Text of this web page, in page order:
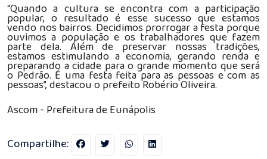
“Quando a cultura se encontra com a participação
popular, o resultado é esse sucesso que estamos
vendo nos bairros. Decidimos prorrogar a festa porque
ouvimos a população e os trabalhadores que fazem
parte dela. Além de preservar nossas tradições,
estamos estimulando a economia, gerando renda e
preparando a cidade para o grande momento que será
o Pedrão. É uma festa feita para as pessoas e com as
pessoas”, destacou o prefeito Robério Oliveira.
Ascom - Prefeitura de Eunápolis
Compartilhe: